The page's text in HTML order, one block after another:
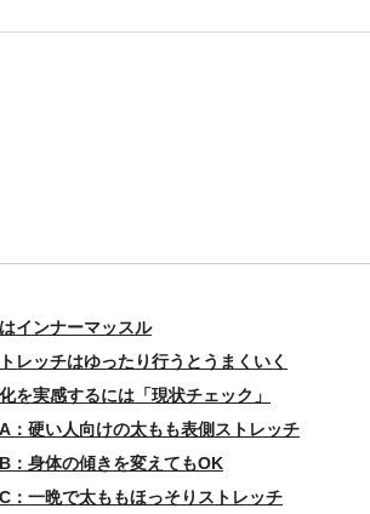
インナーマッスル
レッチはゆったり行うとうまくいく
を実感するには「現状チェック」
：硬い人向けの太もも表側ストレッチ
：身体の傾きを変えてもOK
：一晩で太ももほっそりストレッチ